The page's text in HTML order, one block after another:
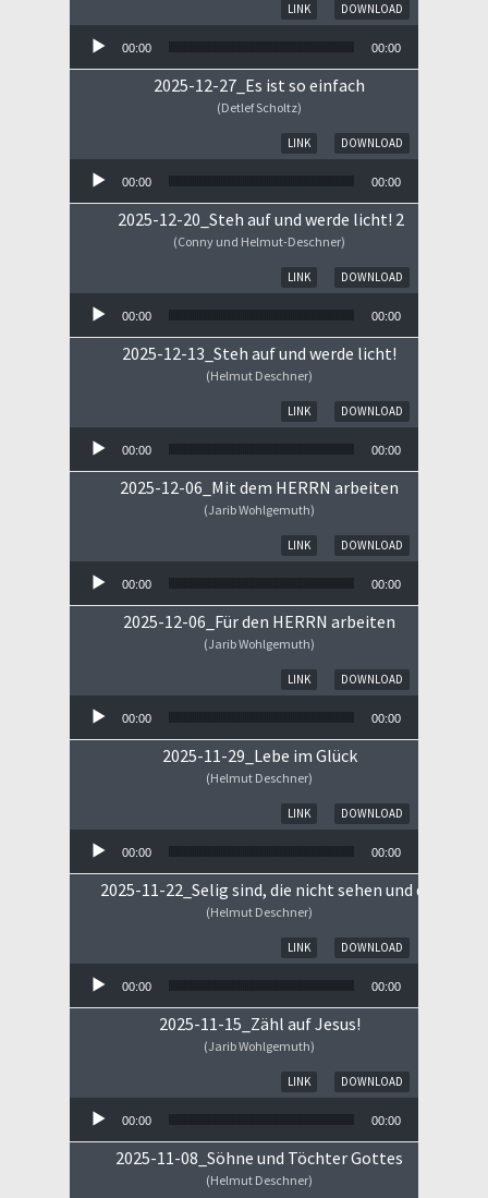
DOWNLOAD
LINK
00:00 00:00
2025-12-27_Es ist so einfach
(Detlef Scholtz)
DOWNLOAD
LINK
00:00 00:00
2025-12-20_Steh auf und werde licht! 2
(Conny und Helmut-Deschner)
DOWNLOAD
LINK
00:00 00:00
2025-12-13_Steh auf und werde licht!
(Helmut Deschner)
DOWNLOAD
LINK
00:00 00:00
2025-12-06_Mit dem HERRN arbeiten
(Jarib Wohlgemuth)
DOWNLOAD
LINK
00:00 00:00
2025-12-06_Für den HERRN arbeiten
(Jarib Wohlgemuth)
DOWNLOAD
LINK
00:00 00:00
2025-11-29_Lebe im Glück
(Helmut Deschner)
DOWNLOAD
LINK
00:00 00:00
2025-11-22_Selig sind, die nicht sehen und doch
(Helmut Deschner)
DOWNLOAD
LINK
00:00 00:00
2025-11-15_Zähl auf Jesus!
(Jarib Wohlgemuth)
DOWNLOAD
LINK
00:00 00:00
2025-11-08_Söhne und Töchter Gottes
(Helmut Deschner)